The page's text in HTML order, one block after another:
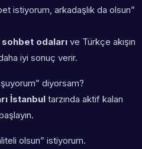
istiyorum, arkadaşlık da olsun”
odaları ve Türkçe akışın
iyi sonuç verir.
diyorsam?
İstanbul tarzında aktif kalan
olsun” istiyorum.